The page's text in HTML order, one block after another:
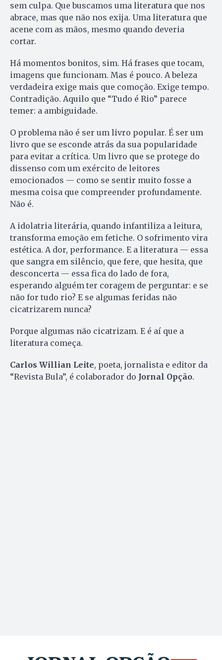
sem culpa. Que buscamos uma literatura que nos
abrace, mas que não nos exija. Uma literatura que
acene com as mãos, mesmo quando deveria
cortar.
Há momentos bonitos, sim. Há frases que tocam,
imagens que funcionam. Mas é pouco. A beleza
verdadeira exige mais que comoção. Exige tempo.
Contradição. Aquilo que “Tudo é Rio” parece
temer: a ambiguidade.
O problema não é ser um livro popular. É ser um
livro que se esconde atrás da sua popularidade
para evitar a crítica. Um livro que se protege do
dissenso com um exército de leitores
emocionados — como se sentir muito fosse a
mesma coisa que compreender profundamente.
Não é.
A idolatria literária, quando infantiliza a leitura,
transforma emoção em fetiche. O sofrimento vira
estética. A dor, performance. E a literatura — essa
que sangra em silêncio, que fere, que hesita, que
desconcerta — essa fica do lado de fora,
esperando alguém ter coragem de perguntar: e se
não for tudo rio? E se algumas feridas não
cicatrizarem nunca?
Porque algumas não cicatrizam. E é aí que a
literatura começa.
Carlos Willian Leite, poeta, jornalista e editor da
“Revista Bula”, é colaborador do Jornal Opção.